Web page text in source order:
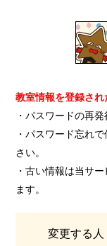
教室情報を登録され
・パスワードの再
・パスワード忘れ
さい。
・古い情報は当サ
ます。
変更する人